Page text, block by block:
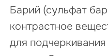
Барий (сульфат
контрастное
для